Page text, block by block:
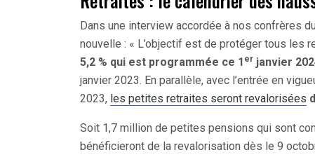
Dans une interview accordée à nos confrères
nouvelle : « L’objectif est de protéger tous les
5,2 % qui est programmée ce 1 er janvier
janvier 2023. En parallèle, avec l’entrée en
2023, les petites retraites seront revalorisées
Soit 1,7 million de petites pensions qui sont
bénéficieront de la revalorisation dès le 9